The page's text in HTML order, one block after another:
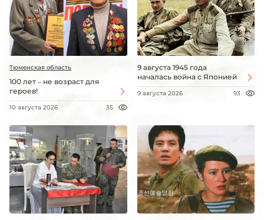
Тюменская область
100 лет – не возраст для
героев!
10 августа 2026 35
9 августа 1945 года
началась война с Японией
9 августа 2026 93